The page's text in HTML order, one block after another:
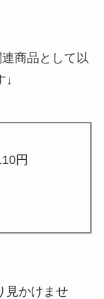
商品として以
↓
円
見かけませ